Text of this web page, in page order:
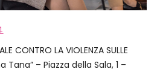
CONTRO LA VIOLENZA SULLE
Tana” – Piazza della Sala, 1 –